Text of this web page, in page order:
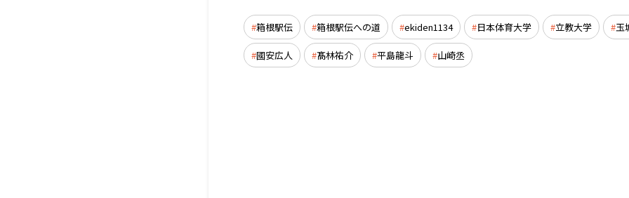
箱根駅伝 箱根駅伝への道 ekiden1134 日本体育大学 立教大学 玉
國安広人 髙林祐介 平島龍斗 山崎丞